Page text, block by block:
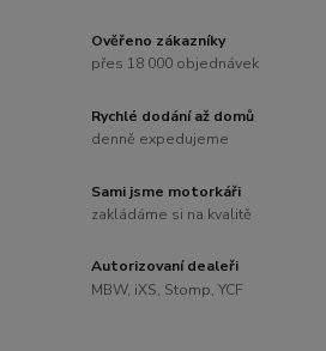
Ověřeno zákazníky
přes 18 000 objednávek
Rychlé dodání až domů
denně expedujeme
Sami jsme motorkáři
zakládáme si na kvalitě
Autorizovaní dealeři
MBW, iXS, Stomp, YCF